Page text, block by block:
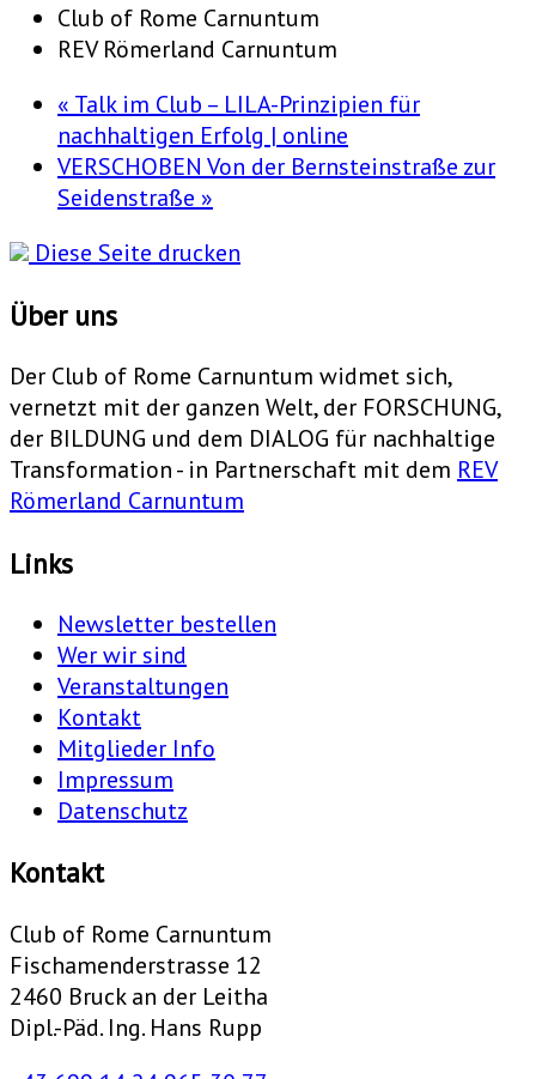
Club of Rome Carnuntum
REV Römerland Carnuntum
« Talk im Club – LILA-Prinzipien für
nachhaltigen Erfolg | online
VERSCHOBEN Von der Bernsteinstraße zur
Seidenstraße »
Diese Seite drucken
Über uns
Der Club of Rome Carnuntum widmet sich,
vernetzt mit der ganzen Welt, der FORSCHUNG,
der BILDUNG und dem DIALOG für nachhaltige
Transformation - in Partnerschaft mit dem REV
Römerland Carnuntum
Links
Newsletter bestellen
Wer wir sind
Veranstaltungen
Kontakt
Mitglieder Info
Impressum
Datenschutz
Kontakt
Club of Rome Carnuntum
Fischamenderstrasse 12
2460 Bruck an der Leitha
Dipl.-Päd. Ing. Hans Rupp